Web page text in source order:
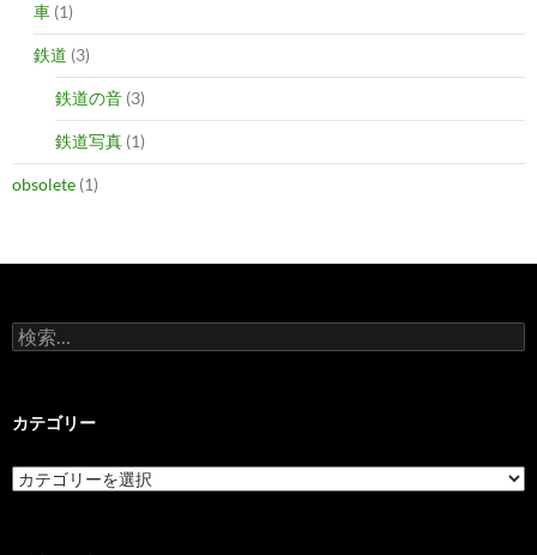
車 (1)
鉄道 (3)
鉄道の音 (3)
鉄道写真 (1)
obsolete (1)
検
索:
カテゴリー
カ
テ